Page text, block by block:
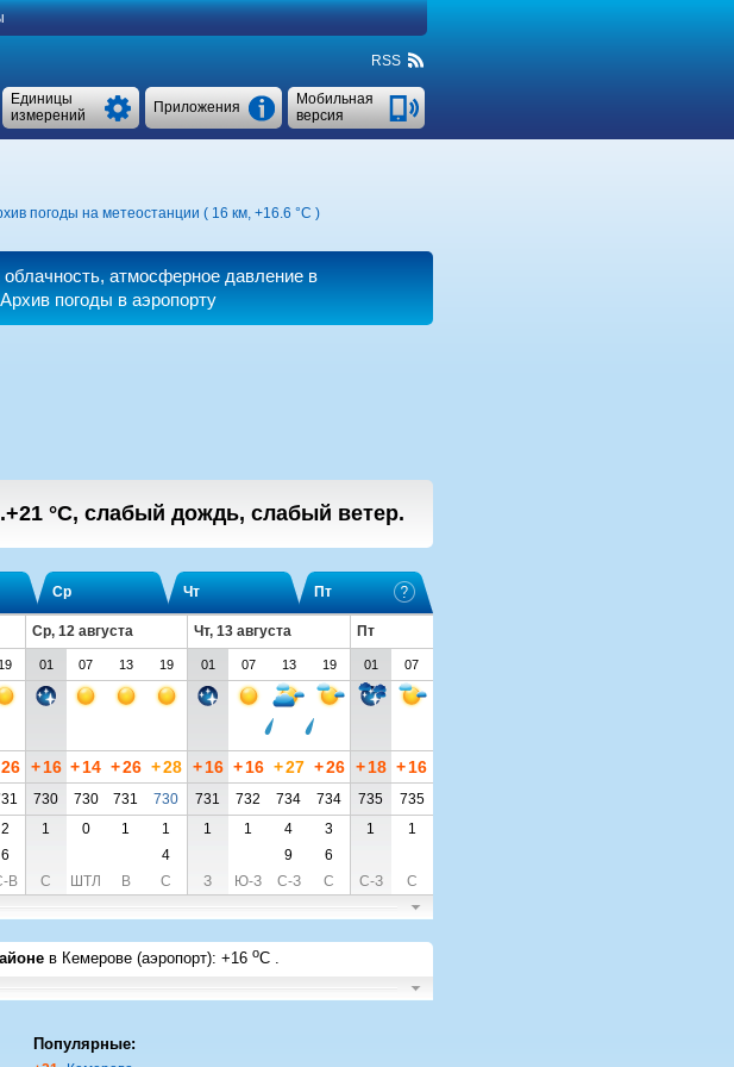
RSS
Мобильная
версия
Приложения
Единицы
измерений
погоды на метеостанции ( 16 км, +16.6 °C )
облачность, атмосферное давление в
погоды в аэропорту
°C, cлабый дождь, слабый ветер.
Ср Чт Пт
Ср, 12 августа Чт, 13 августа
Пт
19 01 07 13 19 01 07 13 19 01 07
26 + 16 +14 +26 +28 + 16 + 16 +27 +26 + 18 +16
730 730 731 730 731 732 734 734 735
735
2 1 0 1 1 1 1 4 3 1
1
6 4 9
6
В С ШТЛ В С З Ю-З С-З С С-З С
в Кемерове (аэропорт): +16 oC .
Популярные: